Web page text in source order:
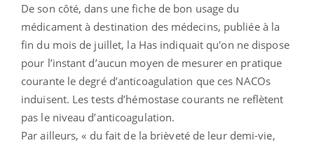
De son côté, dans une fiche de bon usage du
médicament à destination des médecins, publiée à la
fin du mois de juillet, la Has indiquait qu'on ne dispose
pour l’instant d’aucun moyen de mesurer en pratique
courante le degré d’anticoagulation que ces NACOs
induisent. Les tests d’hémostase courants ne reflètent
pas le niveau d’anticoagulation.
Par ailleurs, « du fait de la brièveté de leur demi-vie,